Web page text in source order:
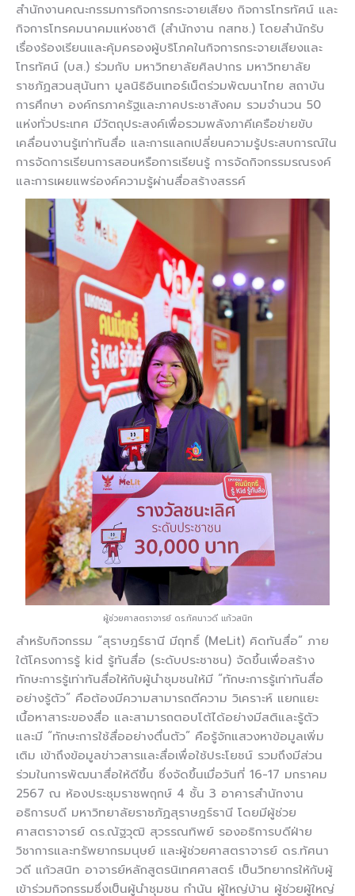
สำนักงานคณะกรรมการกิจการกระจายเสียง กิจการโทรทัศน์ และ
กิจการโทรคมนาคมแห่งชาติ (สำนักงาน กสทช.) โดยสำนักรับ
เรื่องร้องเรียนและคุ้มครองผู้บริโภคในกิจการกระจายเสียงและ
โทรทัศน์ (บส.) ร่วมกับ มหาวิทยาลัยศิลปากร มหาวิทยาลัย
ราชภัฏสวนสุนันทา มูลนิธิอินเทอร์เน็ตร่วมพัฒนาไทย สถาบัน
การศึกษา องค์กรภาครัฐและภาคประชาสังคม รวมจำนวน 50
แห่งทั่วประเทศ มีวัตถุประสงค์เพื่อรวมพลังภาคีเครือข่ายขับ
เคลื่อนงานรู้เท่าทันสื่อ และการแลกเปลี่ยนความรู้ประสบการณ์ใน
การจัดการเรียนการสอนหรือการเรียนรู้ การจัดกิจกรรมรณรงค์
และการเผยแพร่องค์ความรู้ผ่านสื่อสร้างสรรค์
ผู้ช่วยศาสตราจารย์ ดร.ทัศนาวดี แก้วสนิท
สำหรับกิจกรรม “สุราษฎร์ธานี มีฤทธิ์ (MeLit) คิดทันสื่อ” ภาย
ใต้โครงการรู้ kid รู้ทันสื่อ (ระดับประชาชน) จัดขึ้นเพื่อสร้าง
ทักษะการรู้เท่าทันสื่อให้กับผู้นำชุมชนให้มี “ทักษะการรู้เท่าทันสื่อ
อย่างรู้ตัว” คือต้องมีความสามารถตีความ วิเคราะห์ แยกแยะ
เนื้อหาสาระของสื่อ และสามารถตอบโต้ได้อย่างมีสติและรู้ตัว
และมี “ทักษะการใช้สื่ออย่างตื่นตัว” คือรู้จักแสวงหาข้อมูลเพิ่ม
เติม เข้าถึงข้อมูลข่าวสารและสื่อเพื่อใช้ประโยชน์ รวมถึงมีส่วน
ร่วมในการพัฒนาสื่อให้ดีขึ้น ซึ่งจัดขึ้นเมื่อวันที่ 16-17 มกราคม
2567 ณ ห้องประชุมราชพฤกษ์ 4 ชั้น 3 อาคารสำนักงาน
อธิการบดี มหาวิทยาลัยราชภัฏสุราษฎร์ธานี โดยมีผู้ช่วย
ศาสตราจารย์ ดร.ณัฐวุฒิ สุวรรณทิพย์ รองอธิการบดีฝ่าย
วิชาการและทรัพยากรมนุษย์ และผู้ช่วยศาสตราจารย์ ดร.ทัศนา
วดี แก้วสนิท อาจารย์หลักสูตรนิเทศศาสตร์ เป็นวิทยากรให้กับผู้
เข้าร่วมกิจกรรมซึ่งเป็นผู้นำชุมชน กำนัน ผู้ใหญ่บ้าน ผู้ช่วยผู้ใหญ่